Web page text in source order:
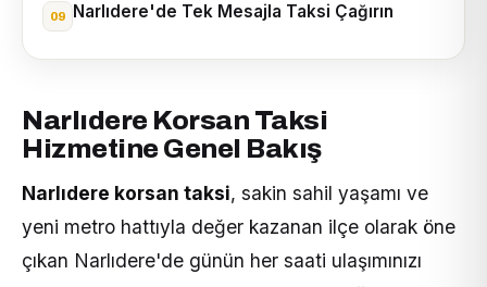
Narlıdere'de Tek Mesajla Taksi Çağırın
Narlıdere Korsan Taksi
Hizmetine Genel Bakış
Narlıdere korsan taksi, sakin sahil yaşamı ve
yeni metro hattıyla değer kazanan ilçe olarak öne
çıkan Narlıdere'de günün her saati ulaşımınızı